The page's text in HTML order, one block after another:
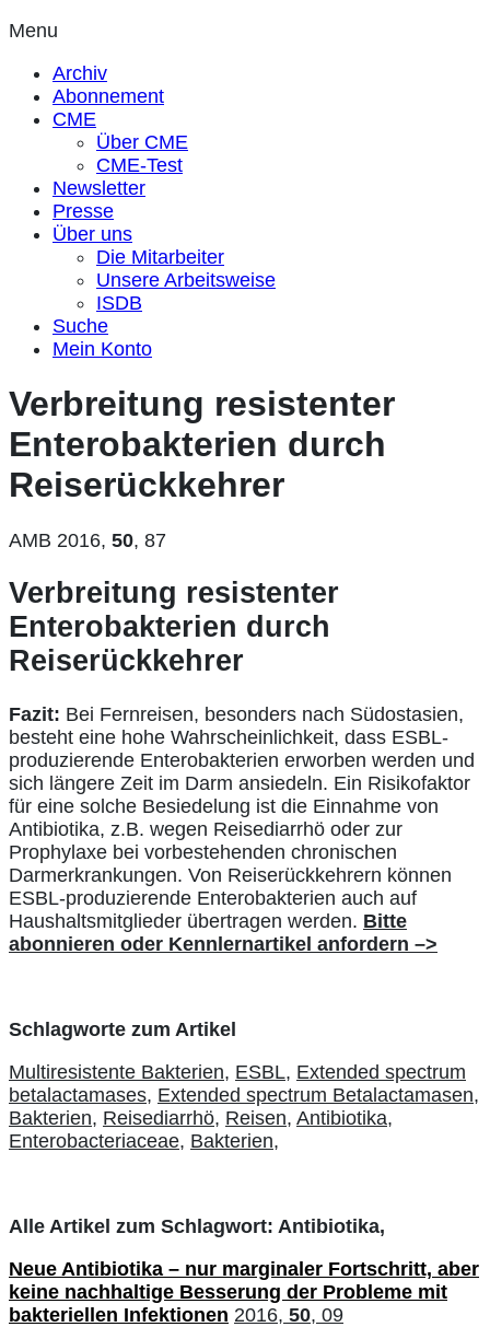
Menu
Archiv
Abonnement
CME
Über CME
CME-Test
Newsletter
Presse
Über uns
Die Mitarbeiter
Unsere Arbeitsweise
ISDB
Suche
Mein Konto
Verbreitung resistenter
Enterobakterien durch
Reiserückkehrer
AMB 2016, 50, 87
Verbreitung resistenter
Enterobakterien durch
Reiserückkehrer
Fazit: Bei Fernreisen, besonders nach Südostasien,
besteht eine hohe Wahrscheinlichkeit, dass ESBL-
produzierende Enterobakterien erworben werden und
sich längere Zeit im Darm ansiedeln. Ein Risikofaktor
für eine solche Besiedelung ist die Einnahme von
Antibiotika, z.B. wegen Reisediarrhö oder zur
Prophylaxe bei vorbestehenden chronischen
Darmerkrankungen. Von Reiserückkehrern können
ESBL-produzierende Enterobakterien auch auf
Haushaltsmitglieder übertragen werden. Bitte
abonnieren oder Kennlernartikel anfordern –>
Schlagworte zum Artikel
Multiresistente Bakterien, ESBL, Extended spectrum
betalactamases, Extended spectrum Betalactamasen,
Bakterien, Reisediarrhö, Reisen, Antibiotika,
Enterobacteriaceae, Bakterien,
Alle Artikel zum Schlagwort: Antibiotika,
Neue Antibiotika – nur marginaler Fortschritt, aber
keine nachhaltige Besserung der Probleme mit
bakteriellen Infektionen 2016, 50, 09